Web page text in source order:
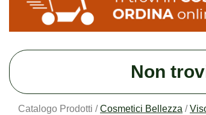
Non
Catalogo Prodotti /Cosmetici Bellezza /